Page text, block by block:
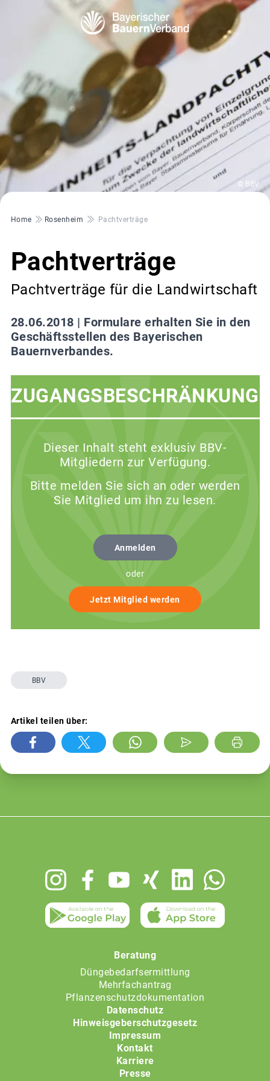
© BBV
Pfadnavigation
Home Rosenheim Pachtverträge
Pachtverträge
Pachtverträge für die Landwirtschaft
28.06.2018 | Formulare erhalten Sie in den
Geschäftsstellen des Bayerischen
Bauernverbandes.
ZUGANGSBESCHRÄNKUNG
Dieser Inhalt steht exklusiv BBV-
Mitgliedern zur Verfügung.
Bitte melden Sie sich an oder werden
Sie Mitglied um ihn zu lesen.
Anmelden
oder
Jetzt Mitglied werden
BBV
Artikel teilen über:
Beratung
Düngebedarfsermittlung
Mehrfachantrag
Pflanzenschutzdokumentation
Datenschutz
Hinweisgeberschutzgesetz
Impressum
Kontakt
Karriere
Presse